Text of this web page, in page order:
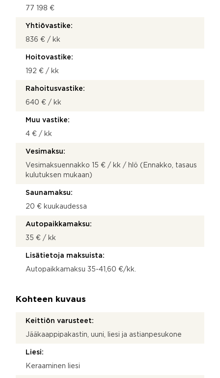
77 198 €
Yhtiövastike:
836 € / kk
Hoitovastike:
192 € / kk
Rahoitusvastike:
640 € / kk
Muu vastike:
4 € / kk
Vesimaksu:
Vesimaksuennakko 15 € / kk / hlö (Ennakko, tasaus
kulutuksen mukaan)
Saunamaksu:
20 € kuukaudessa
Autopaikkamaksu:
35 € / kk
Lisätietoja maksuista:
Autopaikkamaksu 35-41,60 €/kk.
Kohteen kuvaus
Keittiön varusteet:
Jääkaappipakastin, uuni, liesi ja astianpesukone
Liesi:
Keraaminen liesi